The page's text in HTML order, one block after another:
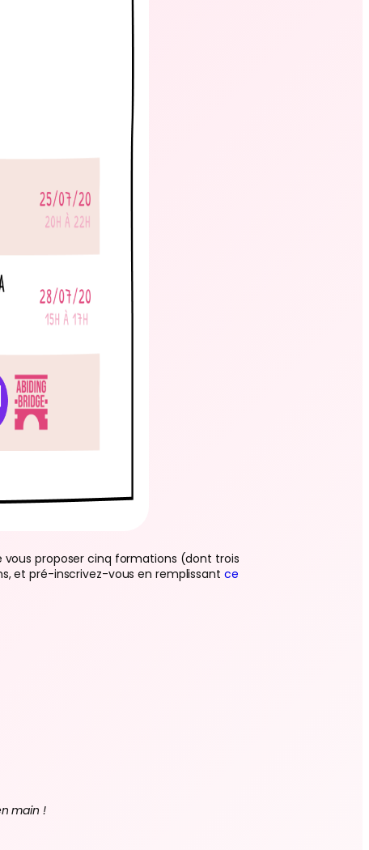
proposer cinq formations (dont trois
et pré-inscrivez-vous en remplissant ce
main !